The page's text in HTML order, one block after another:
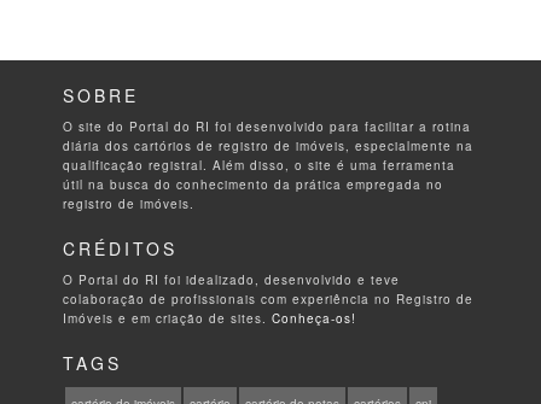
SOBRE
O site do Portal do RI foi desenvolvido para facilitar a rotina
diária dos cartórios de registro de imóveis, especialmente na
qualificação registral. Além disso, o site é uma ferramenta
útil na busca do conhecimento da prática empregada no
registro de imóveis.
CRÉDITOS
O Portal do RI foi idealizado, desenvolvido e teve
colaboração de profissionais com experiência no Registro de
Imóveis e em criação de sites.Conheça-os!
TAGS